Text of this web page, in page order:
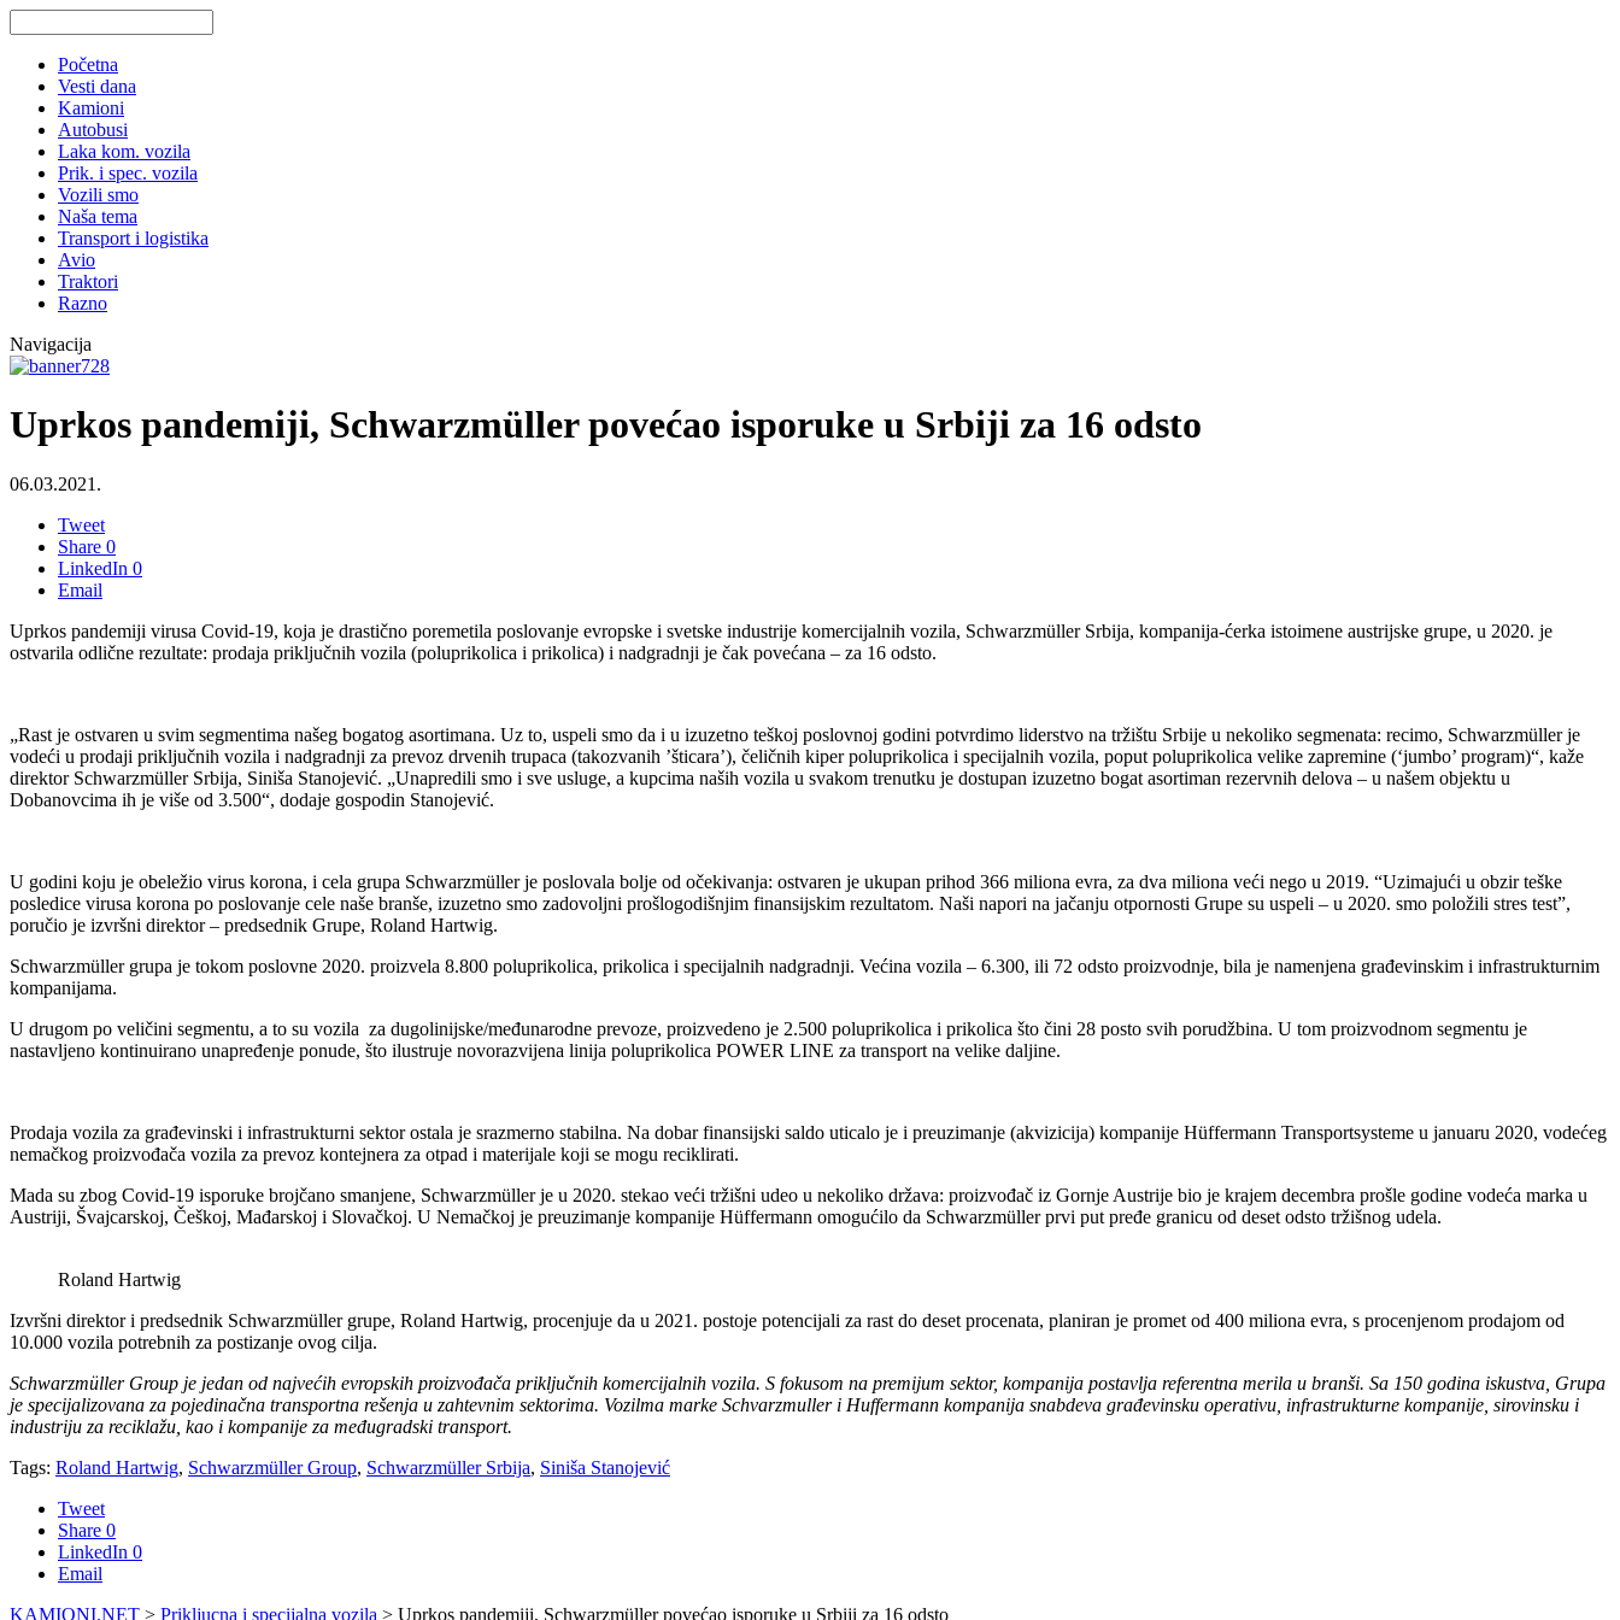
Početna
Vesti dana
Kamioni
Autobusi
Laka kom. vozila
Prik. i spec. vozila
Vozili smo
Naša tema
Transport i logistika
Avio
Traktori
Razno
Navigacija
Uprkos pandemiji, Schwarzmüller povećao isporuke u Srbiji za 16 odsto
06.03.2021.
Tweet
Share 0
LinkedIn 0
Email
Uprkos pandemiji virusa Covid-19, koja je drastično poremetila poslovanje evropske i svetske industrije komercijalnih vozila, Schwarzmüller Srbija, kompanija-ćerka istoimene austrijske grupe, u 2020. je
ostvarila odlične rezultate: prodaja priključnih vozila (poluprikolica i prikolica) i nadgradnji je čak povećana – za 16 odsto.
„Rast je ostvaren u svim segmentima našeg bogatog asortimana. Uz to, uspeli smo da i u izuzetno teškoj poslovnoj godini potvrdimo liderstvo na tržištu Srbije u nekoliko segmenata: recimo, Schwarzmüller je
vodeći u prodaji priključnih vozila i nadgradnji za prevoz drvenih trupaca (takozvanih ’šticara’), čeličnih kiper poluprikolica i specijalnih vozila, poput poluprikolica velike zapremine (‘jumbo’ program)“, kaže
direktor Schwarzmüller Srbija, Siniša Stanojević. „Unapredili smo i sve usluge, a kupcima naših vozila u svakom trenutku je dostupan izuzetno bogat asortiman rezervnih delova – u našem objektu u
Dobanovcima ih je više od 3.500“, dodaje gospodin Stanojević.
U godini koju je obeležio virus korona, i cela grupa Schwarzmüller je poslovala bolje od očekivanja: ostvaren je ukupan prihod 366 miliona evra, za dva miliona veći nego u 2019. “Uzimajući u obzir teške
posledice virusa korona po poslovanje cele naše branše, izuzetno smo zadovoljni prošlogodišnjim finansijskim rezultatom. Naši napori na jačanju otpornosti Grupe su uspeli – u 2020. smo položili stres test”,
poručio je izvršni direktor – predsednik Grupe, Roland Hartwig.
Schwarzmüller grupa je tokom poslovne 2020. proizvela 8.800 poluprikolica, prikolica i specijalnih nadgradnji. Većina vozila – 6.300, ili 72 odsto proizvodnje, bila je namenjena građevinskim i infrastrukturnim
kompanijama.
U drugom po veličini segmentu, a to su vozila za dugolinijske/međunarodne prevoze, proizvedeno je 2.500 poluprikolica i prikolica što čini 28 posto svih porudžbina. U tom proizvodnom segmentu je
nastavljeno kontinuirano unapređenje ponude, što ilustruje novorazvijena linija poluprikolica POWER LINE za transport na velike daljine.
Prodaja vozila za građevinski i infrastrukturni sektor ostala je srazmerno stabilna. Na dobar finansijski saldo uticalo je i preuzimanje (akvizicija) kompanije Hüffermann Transportsysteme u januaru 2020, vodećeg
nemačkog proizvođača vozila za prevoz kontejnera za otpad i materijale koji se mogu reciklirati.
Mada su zbog Covid-19 isporuke brojčano smanjene, Schwarzmüller je u 2020. stekao veći tržišni udeo u nekoliko država: proizvođač iz Gornje Austrije bio je krajem decembra prošle godine vodeća marka u
Austriji, Švajcarskoj, Češkoj, Mađarskoj i Slovačkoj. U Nemačkoj je preuzimanje kompanije Hüffermann omogućilo da Schwarzmüller prvi put pređe granicu od deset odsto tržišnog udela.
Roland Hartwig
Izvršni direktor i predsednik Schwarzmüller grupe, Roland Hartwig, procenjuje da u 2021. postoje potencijali za rast do deset procenata, planiran je promet od 400 miliona evra, s procenjenom prodajom od
10.000 vozila potrebnih za postizanje ovog cilja.
Schwarzmüller Group je jedan od najvećih evropskih proizvođača priključnih komercijalnih vozila. S fokusom na premijum sektor, kompanija postavlja referentna merila u branši. Sa 150 godina iskustva, Grupa
je specijalizovana za pojedinačna transportna rešenja u zahtevnim sektorima. Vozilma marke Schvarzmuller i Huffermann kompanija snabdeva građevinsku operativu, infrastrukturne kompanije, sirovinsku i
industriju za reciklažu, kao i kompanije za međugradski transport.
Tags: Roland Hartwig, Schwarzmüller Group, Schwarzmüller Srbija, Siniša Stanojević
Tweet
Share 0
LinkedIn 0
Email
KAMIONI.NET > Prikljucna i specijalna vozila > Uprkos pandemiji, Schwarzmüller povećao isporuke u Srbiji za 16 odsto